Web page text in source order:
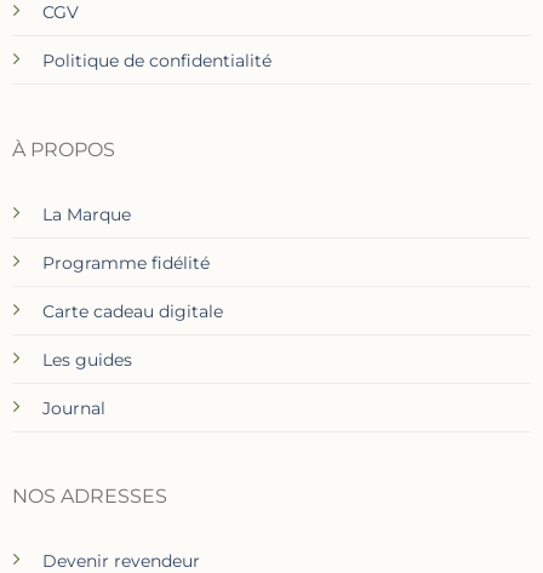
CGV
Politique de confidentialité
À PROPOS
La Marque
Programme fidélité
Carte cadeau digitale
Les guides
Journal
NOS ADRESSES
Devenir revendeur